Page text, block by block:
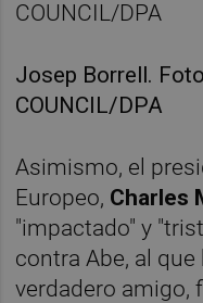
Josep Borrell.
COUNCIL/DPA
Asimismo, el
Europeo, Charles
"impactado" y
contra Abe, al
verdadero amigo,